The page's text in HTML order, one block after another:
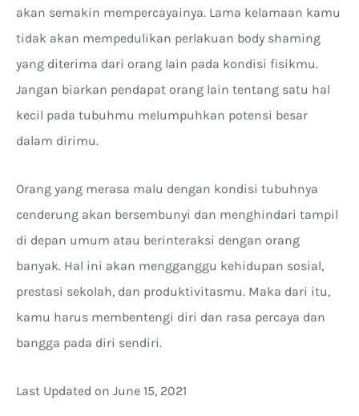
akan semakin mempercayainya. Lama kelamaan kamu
tidak akan mempedulikan perlakuan body shaming
yang diterima dari orang lain pada kondisi fisikmu.
Jangan biarkan pendapat orang lain tentang satu hal
kecil pada tubuhmu melumpuhkan potensi besar
dalam dirimu.
Orang yang merasa malu dengan kondisi tubuhnya
cenderung akan bersembunyi dan menghindari tampil
di depan umum atau berinteraksi dengan orang
banyak. Hal ini akan mengganggu kehidupan sosial,
prestasi sekolah, dan produktivitasmu. Maka dari itu,
kamu harus membentengi diri dan rasa percaya dan
bangga pada diri sendiri.
Last Updated on June 15, 2021